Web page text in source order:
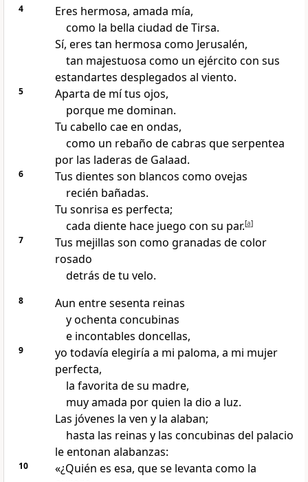
4
Eres hermosa, amada mía,
como la bella ciudad de Tirsa.
Sí, eres tan hermosa como Jerusalén,
tan majestuosa como un ejército con sus
estandartes desplegados al viento.
5
Aparta de mí tus ojos,
porque me dominan.
Tu cabello cae en ondas,
como un rebaño de cabras que serpentea
por las laderas de Galaad.
6
Tus dientes son blancos como ovejas
recién bañadas.
Tu sonrisa es perfecta;
cada diente hace juego con su par.[a]
7
Tus mejillas son como granadas de color
rosado
detrás de tu velo.
8
Aun entre sesenta reinas
y ochenta concubinas
e incontables doncellas,
9
yo todavía elegiría a mi paloma, a mi mujer
perfecta,
la favorita de su madre,
muy amada por quien la dio a luz.
Las jóvenes la ven y la alaban;
hasta las reinas y las concubinas del palacio
le entonan alabanzas:
10
«¿Quién es esa, que se levanta como la